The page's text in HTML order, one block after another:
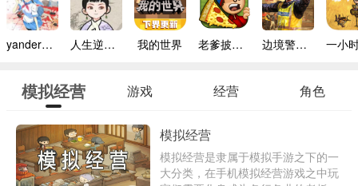
yandere simulator手机版 人生逆袭路免广告 我的世界 老爹披萨店手机版 边境警察官中文版
模拟经营 游戏 经营 角色
模拟经营
模拟经营是隶属于模拟手游之下的一
大分类，在手机模拟经营游戏之中玩